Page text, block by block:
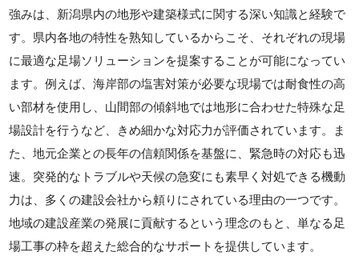
強みは、新潟県内の地形や建築様式に関する深い知識と経験で
す。県内各地の特性を熟知しているからこそ、それぞれの現場
に最適な足場ソリューションを提案することが可能になってい
ます。例えば、海岸部の塩害対策が必要な現場では耐食性の高
い部材を使用し、山間部の傾斜地では地形に合わせた特殊な足
場設計を行うなど、きめ細かな対応力が評価されています。ま
た、地元企業との長年の信頼関係を基盤に、緊急時の対応も迅
速。突発的なトラブルや天候の急変にも素早く対処できる機動
力は、多くの建設会社から頼りにされている理由の一つです。
地域の建設産業の発展に貢献するという理念のもと、単なる足
場工事の枠を超えた総合的なサポートを提供しています。